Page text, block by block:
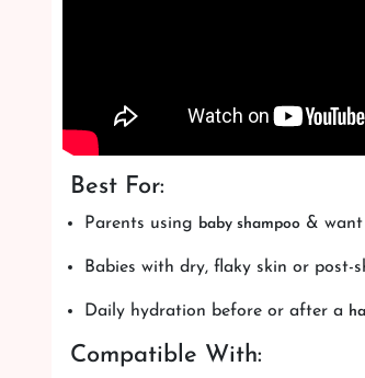
Best For:
Parents using baby shampoo &
Babies with dry, flaky skin or post-
Daily hydration before or after a
Compatible With: